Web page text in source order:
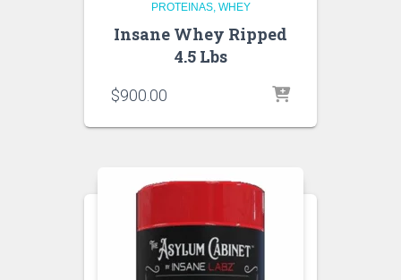
PROTEINAS WHEY
Insane Whey Ripped
4.5 Lbs
$900.00